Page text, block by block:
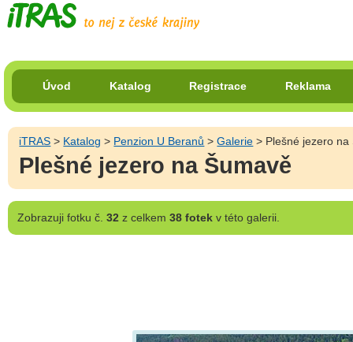
Úvod Katalog Registrace Reklama
iTRAS > Katalog > Penzion U Beranů >Galerie > Plešné jezero na
Plešné jezero na Šumavě
Zobrazujifotku č. 32 z celkem 38 fotekv této galerii.